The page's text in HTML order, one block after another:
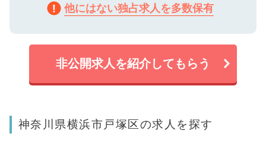
他にはない独占求人を多数保有
非公開求人を紹介してもらう
神奈川県横浜市戸塚区の求人を探す